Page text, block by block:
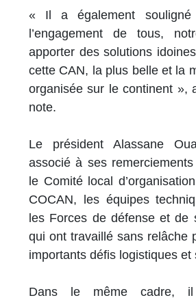
« Il a également
l’engagement de tous,
apporter des solutions
cette CAN, la plus belle et la
organisée sur le continent »,
note.
Le président Alassane
associé à ses
le Comité local
COCAN, les équipes
les Forces de défense et de
qui ont travaillé sans relâche
importants défis logistiques et
Dans le même cadre,